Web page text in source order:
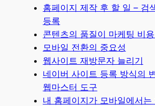
홈페이지 제작 후 할 일 – 검
등록
콘텐츠의 품질이 마케팅 비
모바일 전환의 중요성
웹사이트 재방문자 늘리기
네이버 사이트 등록 방식의
웹마스터 도구
내 홈페이지가 모바일에서는